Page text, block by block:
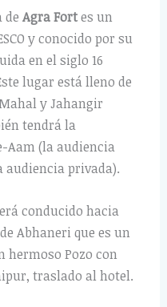
de Agra Fortes un
y conocido por su
en el siglo 16
lugar está lleno de
y Jahangir
tendrá la
Aam (la audiencia
audiencia privada).
conducido hacia
Abhaneri que es un
hermoso Pozo con
traslado al hotel.